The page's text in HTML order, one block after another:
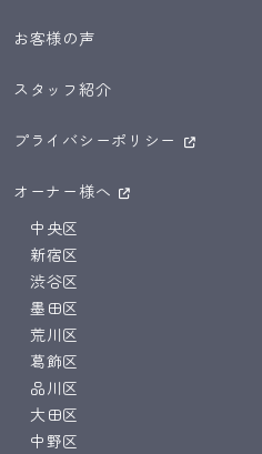
お客様の声
スタッフ紹介
プライバシーポリシー
オーナー様へ
中央区
新宿区
渋谷区
墨田区
荒川区
葛飾区
品川区
大田区
中野区